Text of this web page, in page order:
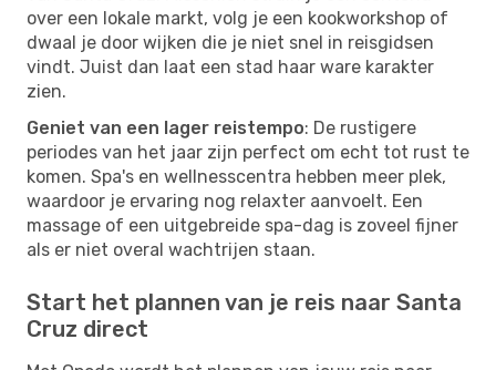
over een lokale markt, volg je een kookworkshop of
dwaal je door wijken die je niet snel in reisgidsen
vindt. Juist dan laat een stad haar ware karakter
zien.
Geniet van een lager reistempo: De rustigere
periodes van het jaar zijn perfect om echt tot rust te
komen. Spa's en wellnesscentra hebben meer plek,
waardoor je ervaring nog relaxter aanvoelt. Een
massage of een uitgebreide spa-dag is zoveel fijner
als er niet overal wachtrijen staan.
Start het plannen van je reis naar Santa
Cruz direct